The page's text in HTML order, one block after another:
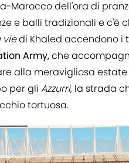
Marocco dell'ora di
e balli tradizionali e c'è
viedi Khaled accendono i
Army,che
alla meravigliosa
per gli Azzurri, la strada
tortuosa.